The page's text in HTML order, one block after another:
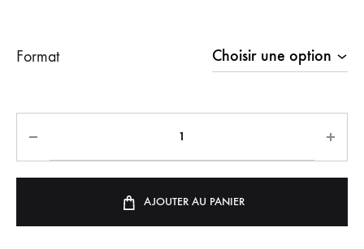
prix :
430,00 €
Format
AJOUTER AU PANIER